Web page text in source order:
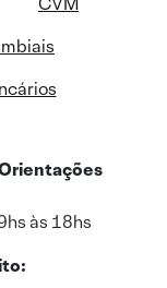
às 18hs